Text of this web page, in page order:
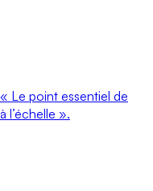
Le point essentiel de
l’échelle ».